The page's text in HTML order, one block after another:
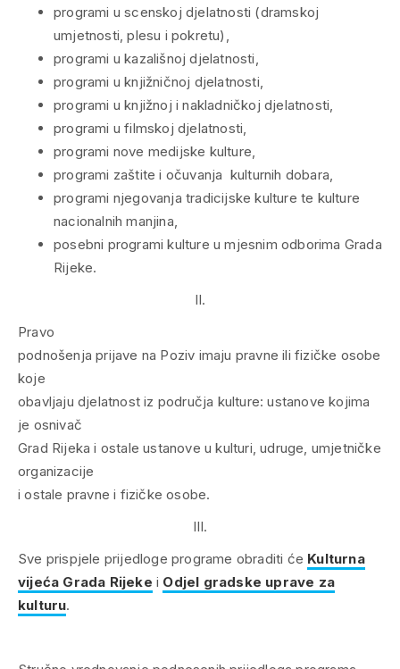
programi u scenskoj djelatnosti (dramskoj
umjetnosti, plesu i pokretu),
programi u kazališnoj djelatnosti,
programi u knjižničnoj djelatnosti,
programi u knjižnoj i nakladničkoj djelatnosti,
programi u filmskoj djelatnosti,
programi nove medijske kulture,
programi zaštite i očuvanja kulturnih dobara,
programi njegovanja tradicijske kulture te kulture
nacionalnih manjina,
posebni programi kulture u mjesnim odborima Grada
Rijeke.
II.
Pravo
podnošenja prijave na Poziv imaju pravne ili fizičke osobe
koje
obavljaju djelatnost iz područja kulture: ustanove kojima
je osnivač
Grad Rijeka i ostale ustanove u kulturi, udruge, umjetničke
organizacije
i ostale pravne i fizičke osobe.
III.
Sve prispjele prijedloge programe obraditi će Kulturna
vijeća Grada Rijeke i Odjel gradske uprave za
kulturu.